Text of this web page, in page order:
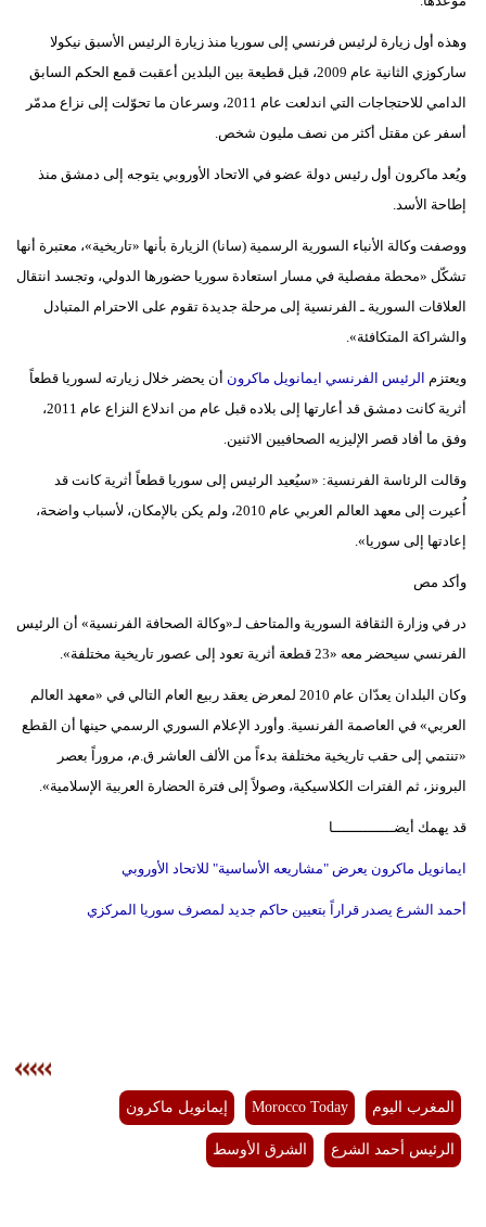
وهذه أول زيارة لرئيس فرنسي إلى سوريا منذ زيارة الرئيس الأسبق نيكولا
ساركوزي الثانية عام 2009، قبل قطيعة بين البلدين أعقبت قمع الحكم السابق
الدامي للاحتجاجات التي اندلعت عام 2011، وسرعان ما تحوّلت إلى نزاع مدمّر
أسفر عن مقتل أكثر من نصف مليون شخص.
ويُعد ماكرون أول رئيس دولة عضو في الاتحاد الأوروبي يتوجه إلى دمشق منذ
إطاحة الأسد.
ووصفت وكالة الأنباء السورية الرسمية (سانا) الزيارة بأنها «تاريخية»، معتبرة أنها
تشكّل «محطة مفصلية في مسار استعادة سوريا حضورها الدولي، وتجسد انتقال
العلاقات السورية ـ الفرنسية إلى مرحلة جديدة تقوم على الاحترام المتبادل
والشراكة المتكافئة».
ويعتزم الرئيس الفرنسي ايمانويل ماكرون أن يحضر خلال زيارته لسوريا قطعاً
أثرية كانت دمشق قد أعارتها إلى بلاده قبل عام من اندلاع النزاع عام 2011،
وفق ما أفاد قصر الإليزيه الصحافيين الاثنين.
وقالت الرئاسة الفرنسية: «سيُعيد الرئيس إلى سوريا قطعاً أثرية كانت قد
أُعيرت إلى معهد العالم العربي عام 2010، ولم يكن بالإمكان، لأسباب واضحة،
إعادتها إلى سوريا».
وأكد مص
در في وزارة الثقافة السورية والمتاحف لـ«وكالة الصحافة الفرنسية» أن الرئيس
الفرنسي سيحضر معه «23 قطعة أثرية تعود إلى عصور تاريخية مختلفة».
وكان البلدان يعدّان عام 2010 لمعرض يعقد ربيع العام التالي في «معهد العالم
العربي» في العاصمة الفرنسية. وأورد الإعلام السوري الرسمي حينها أن القطع
«تنتمي إلى حقب تاريخية مختلفة بدءاً من الألف العاشر ق.م، مروراً بعصر
البرونز، ثم الفترات الكلاسيكية، وصولاً إلى فترة الحضارة العربية الإسلامية».
قد يهمك أيضــــــــــــــا
ايمانويل ماكرون يعرض "مشاريعه الأساسية" للاتحاد الأوروبي
أحمد الشرع يصدر قراراً بتعيين حاكم جديد لمصرف سوريا المركزي
المغرب اليوم Morocco Today إيمانويل ماكرون
الرئيس أحمد الشرع الشرق الأوسط